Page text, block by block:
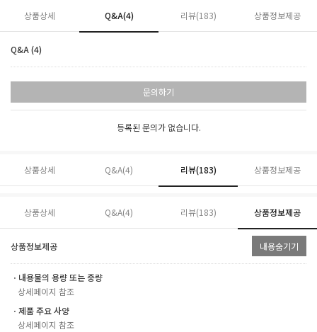
상품상세 Q&A(4) 리뷰(183) 상품정보제공
Q&A (4)
문의하기
등록된 문의가 없습니다.
상품상세 Q&A(4) 리뷰(183) 상품정보제공
상품상세 Q&A(4) 리뷰(183) 상품정보제공
상품정보제공 내용숨기기
ㆍ내용물의 용량 또는 중량
상세페이지 참조
ㆍ제품 주요 사양
상세페이지 참조